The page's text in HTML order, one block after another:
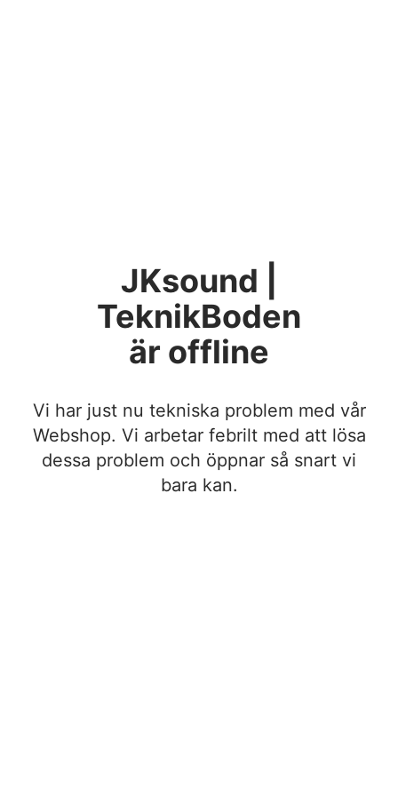
JKsound |
TeknikBoden
är offline
Vi har just nu tekniska problem med vår
Webshop. Vi arbetar febrilt med att lösa
dessa problem och öppnar så snart vi
bara kan.